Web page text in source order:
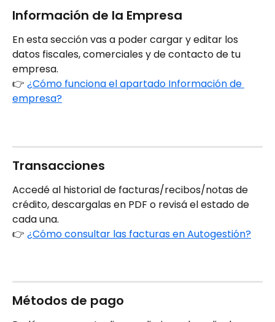
Información de la Empresa
En esta sección vas a poder cargar y editar los
datos fiscales, comerciales y de contacto de tu
empresa.
👉 ¿Cómo funciona el apartado Información de
empresa?
Transacciones
Accedé al historial de facturas/recibos/notas de
crédito, descargalas en PDF o revisá el estado de
cada una.
👉 ¿Cómo consultar las facturas en Autogestión?
Métodos de pago